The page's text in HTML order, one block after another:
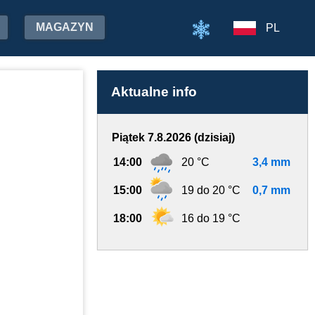
MAGAZYN PL
Aktualne info
Piątek 7.8.2026 (dzisiaj)
14:00 20 °C 3,4 mm
15:00 19 do 20 °C 0,7 mm
18:00 16 do 19 °C